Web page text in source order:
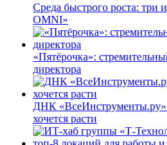
Среда быстрого роста: три
OMNI»
«Пятёрочка»:
директора
ДНК «ВсеИнструменты.ру»:
хочется расти